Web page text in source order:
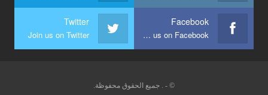
Facebook
Join us on Facebook
Twitter
Join us on Twitter
© - . جميع الحقوق محفوظة.